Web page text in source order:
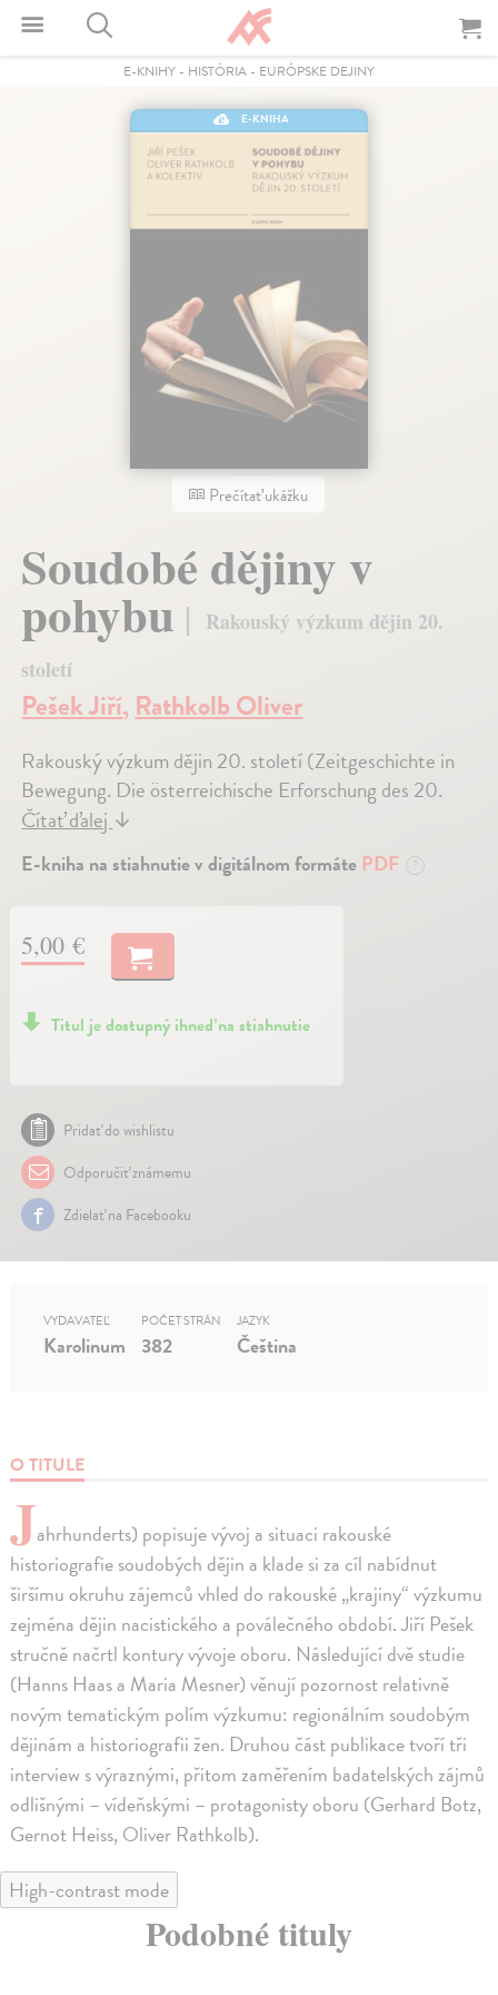
E-KNIHY - HISTÓRIA - EURÓPSKE DEJINY
E-KNIHA
Prečítať ukážku
Soudobé dějiny v
pohybu
Rakouský výzkum dějin 20.
století
Pešek Jiří,Rathkolb Oliver
Rakouský výzkum dějin 20. století (Zeitgeschichte in
Bewegung. Die österreichische Erforschung des 20.
Čítať ďalej↓
E-kniha na stiahnutie v digitálnom formáte PDF ?
5,00 €
Titul je dostupný ihneď na stiahnutie
Pridať do wishlistu
Odporučiť známemu
Zdielať na Facebooku
O TITULE
Jahrhunderts) popisuje vývoj a situaci rakouské
historiografie soudobých dějin a klade si za cíl nabídnut
širšímu okruhu zájemců vhled do rakouské „krajiny“ výzkumu
zejména dějin nacistického a poválečného období. Jiří Pešek
stručně načrtl kontury vývoje oboru. Následující dvě studie
(Hanns Haas a Maria Mesner) věnují pozornost relativně
novým tematickým polím výzkumu: regionálním soudobým
dějinám a historiografii žen. Druhou část publikace tvoří tři
interview s výraznými, přitom zaměřením badatelských zájmů
odlišnými – vídeňskými – protagonisty oboru (Gerhard Botz,
Gernot Heiss, Oliver Rathkolb).
VYDAVATEĽ
Karolinum
POČET STRÁN
382
JAZYK
Čeština
High-contrast mode
Podobné tituly